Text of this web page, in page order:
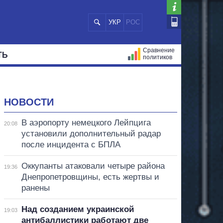
УКР РОС
Сравнение
политиков
НОВОСТИ
20:08
В аэропорту немецкого Лейпцига
установили дополнительный радар
после инцидента с БПЛА
19:36
Оккупанты атаковали четыре района
Днепропетровщины, есть жертвы и
ранены
19:03
Над созданием украинской
антибаллистики работают две